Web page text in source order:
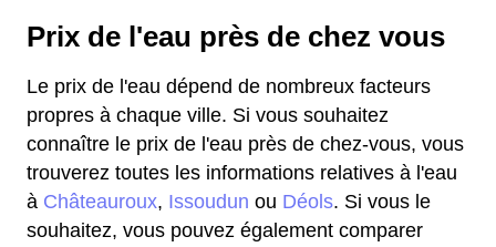
Prix de l'eau près de chez vous
Le prix de l'eau dépend de nombreux facteurs
propres à chaque ville. Si vous souhaitez
connaître le prix de l'eau près de chez-vous, vous
trouverez toutes les informations relatives à l'eau
à Châteauroux, Issoudun ou Déols. Si vous le
souhaitez, vous pouvez également comparer